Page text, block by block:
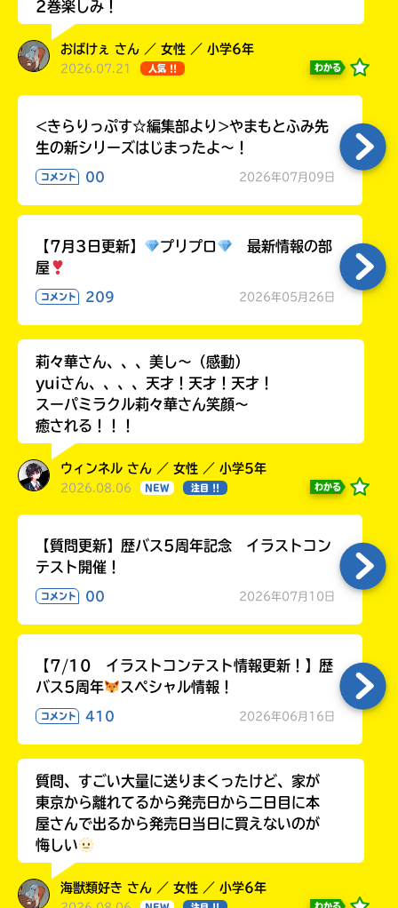
2巻楽しみ！
おばけぇ さん ／ 女性 ／ 小学6年
2026.07.21 人気 !! わかる
<きらりっぷす☆編集部より>やまもとふみ先
生の新シリーズはじまったよ～！
コメント 00 2026年07月09日
【7月3日更新】 プリプロ
最新情報の部
屋
コメント 209 2026年05月26日
莉々華さん、、、美し〜（感動）
yuiさん、、、、天才！天才！天才！
スーパミラクル莉々華さん笑顔〜
癒される！！！
ウィンネル さん ／ 女性 ／ 小学5年
2026.08.06 NEW 注目 !! わかる
【質問更新】歴バス5周年記念 イラストコン
テスト開催！
コメント 00 2026年07月10日
【7/10 イラストコンテスト情報更新！】歴
バス5周年
スペシャル情報！
コメント 410 2026年06月16日
質問、すごい大量に送りまくったけど、家が
東京から離れてるから発売日から二日目に本
屋さんで出るから発売日当日に買えないのが
悔しい
海獣類好き さん ／ 女性 ／ 小学6年
い
い
え認
て
み